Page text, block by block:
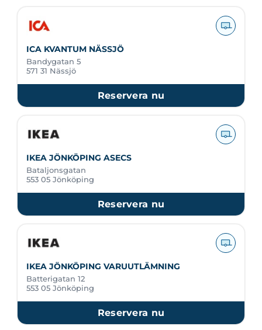
ICA KVANTUM NÄSSJÖ
Bandygatan 5
571 31 Nässjö
Reservera nu
IKEA JÖNKÖPING ASECS
Bataljonsgatan
553 05 Jönköping
Reservera nu
IKEA JÖNKÖPING VARUUTLÄMNING
Batterigatan 12
553 05 Jönköping
Reservera nu